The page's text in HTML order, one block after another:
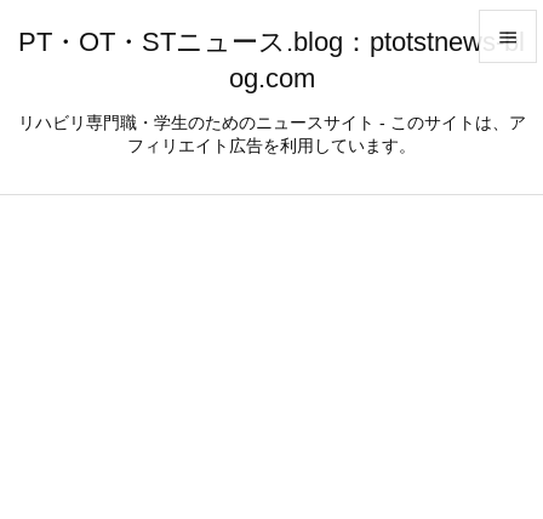
PT・OT・STニュース.blog：ptotstnews-bl
og.com
リハビリ専門職・学生のためのニュースサイト - このサイトは、ア
フィリエイト広告を利用しています。
